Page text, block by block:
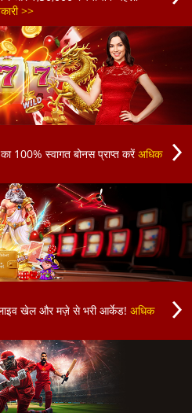
>>
100% स्वागत बोनस प्राप्त करें अधिक
खेल और मज़े से भरी आर्केड! अधिक